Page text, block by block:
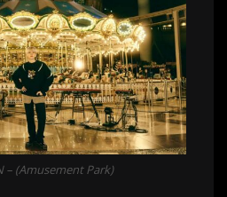
– (Amusement Park)